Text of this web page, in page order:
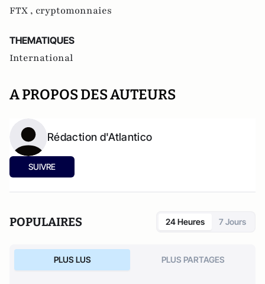
FTX , cryptomonnaies
THEMATIQUES
International
A PROPOS DES AUTEURS
Rédaction d'Atlantico
SUIVRE
POPULAIRES 24 Heures 7 Jours
PLUS LUS PLUS PARTAGES